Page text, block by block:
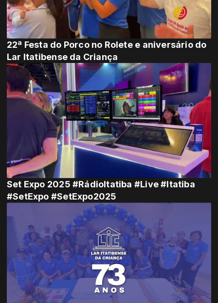
22ª Festa do Porco no Rolete e aniversário do
Lar Itatibense da Criança
Set Expo 2025 #RádioItatiba #Live #Itatiba
#SetExpo #SetExpo2025